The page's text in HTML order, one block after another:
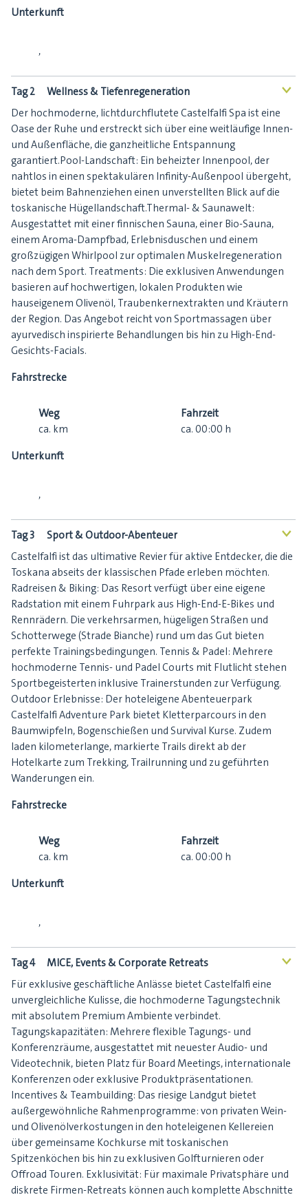
Unterkunft
,
Tag 2 Wellness & Tiefenregeneration <
Der hochmoderne, lichtdurchflutete Castelfalfi Spa ist eine
Oase der Ruhe und erstreckt sich über eine weitläufige Innen-
und Außenfläche, die ganzheitliche Entspannung
garantiert.Pool-Landschaft: Ein beheizter Innenpool, der
nahtlos in einen spektakulären Infinity-Außenpool übergeht,
bietet beim Bahnenziehen einen unverstellten Blick auf die
toskanische Hügellandschaft.Thermal- & Saunawelt:
Ausgestattet mit einer finnischen Sauna, einer Bio-Sauna,
einem Aroma-Dampfbad, Erlebnisduschen und einem
großzügigen Whirlpool zur optimalen Muskelregeneration
nach dem Sport. Treatments: Die exklusiven Anwendungen
basieren auf hochwertigen, lokalen Produkten wie
hauseigenem Olivenöl, Traubenkernextrakten und Kräutern
der Region. Das Angebot reicht von Sportmassagen über
ayurvedisch inspirierte Behandlungen bis hin zu High-End-
Gesichts-Facials.
Fahrstrecke
Weg
ca. km
Fahrzeit
ca. 00:00 h
Unterkunft
,
Tag 3 Sport & Outdoor-Abenteuer <
Castelfalfi ist das ultimative Revier für aktive Entdecker, die die
Toskana abseits der klassischen Pfade erleben möchten.
Radreisen & Biking: Das Resort verfügt über eine eigene
Radstation mit einem Fuhrpark aus High-End-E-Bikes und
Rennrädern. Die verkehrsarmen, hügeligen Straßen und
Schotterwege (Strade Bianche) rund um das Gut bieten
perfekte Trainingsbedingungen. Tennis & Padel: Mehrere
hochmoderne Tennis- und Padel Courts mit Flutlicht stehen
Sportbegeisterten inklusive Trainerstunden zur Verfügung.
Outdoor Erlebnisse: Der hoteleigene Abenteuerpark
Castelfalfi Adventure Park bietet Kletterparcours in den
Baumwipfeln, Bogenschießen und Survival Kurse. Zudem
laden kilometerlange, markierte Trails direkt ab der
Hotelkarte zum Trekking, Trailrunning und zu geführten
Wanderungen ein.
Fahrstrecke
Weg
ca. km
Fahrzeit
ca. 00:00 h
Unterkunft
,
Tag 4 MICE, Events & Corporate Retreats <
Für exklusive geschäftliche Anlässe bietet Castelfalfi eine
unvergleichliche Kulisse, die hochmoderne Tagungstechnik
mit absolutem Premium Ambiente verbindet.
Tagungskapazitäten: Mehrere flexible Tagungs- und
Konferenzräume, ausgestattet mit neuester Audio- und
Videotechnik, bieten Platz für Board Meetings, internationale
Konferenzen oder exklusive Produktpräsentationen.
Incentives & Teambuilding: Das riesige Landgut bietet
außergewöhnliche Rahmenprogramme: von privaten Wein-
und Olivenölverkostungen in den hoteleigenen Kellereien
über gemeinsame Kochkurse mit toskanischen
Spitzenköchen bis hin zu exklusiven Golfturnieren oder
Offroad Touren. Exklusivität: Für maximale Privatsphäre und
diskrete Firmen-Retreats können auch komplette Abschnitte